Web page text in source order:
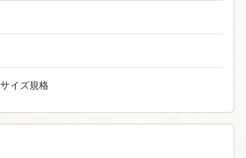
イズ規格